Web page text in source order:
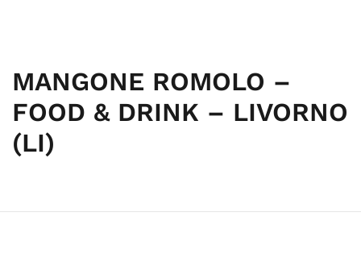
MANGONE ROMOLO –
FOOD & DRINK – LIVORNO
(LI)